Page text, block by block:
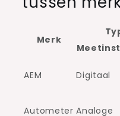
Merk
AEM Digitaal
Autometer Analoge